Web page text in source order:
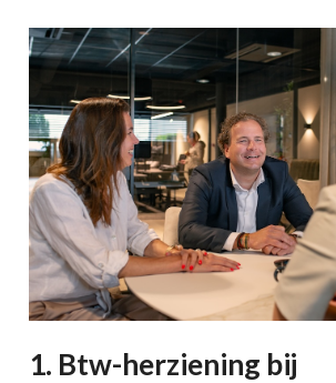
1. Btw-herziening bij